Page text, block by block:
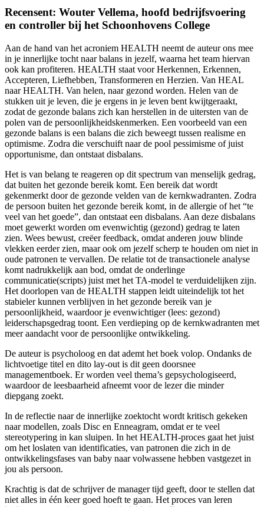
Recensent: Wouter Vellema, hoofd bedrijfsvoering
en controller bij het Schoonhovens College
Aan de hand van het acroniem HEALTH neemt de auteur ons mee
in je innerlijke tocht naar balans in jezelf, waarna het team hiervan
ook kan profiteren. HEALTH staat voor Herkennen, Erkennen,
Accepteren, Liefhebben, Transformeren en Herzien. Van HEAL
naar HEALTH. Van helen, naar gezond worden. Helen van de
stukken uit je leven, die je ergens in je leven bent kwijtgeraakt,
zodat de gezonde balans zich kan herstellen in de uitersten van de
polen van de persoonlijkheidskenmerken. Een voorbeeld van een
gezonde balans is een balans die zich beweegt tussen realisme en
optimisme. Zodra die verschuift naar de pool pessimisme of juist
opportunisme, dan ontstaat disbalans.
Het is van belang te reageren op dit spectrum van menselijk gedrag,
dat buiten het gezonde bereik komt. Een bereik dat wordt
gekenmerkt door de gezonde velden van de kernkwadranten. Zodra
de persoon buiten het gezonde bereik komt, in de allergie of het “te
veel van het goede”, dan ontstaat een disbalans. Aan deze disbalans
moet gewerkt worden om evenwichtig (gezond) gedrag te laten
zien. Wees bewust, creëer feedback, omdat anderen jouw blinde
vlekken eerder zien, maar ook om jezelf scherp te houden om niet in
oude patronen te vervallen. De relatie tot de transactionele analyse
komt nadrukkelijk aan bod, omdat de onderlinge
communicatie(scripts) juist met het TA-model te verduidelijken zijn.
Het doorlopen van de HEALTH stappen leidt uiteindelijk tot het
stabieler kunnen verblijven in het gezonde bereik van je
persoonlijkheid, waardoor je evenwichtiger (lees: gezond)
leiderschapsgedrag toont. Een verdieping op de kernkwadranten met
meer aandacht voor de persoonlijke ontwikkeling.
De auteur is psycholoog en dat ademt het boek volop. Ondanks de
lichtvoetige titel en dito lay-out is dit geen doorsnee
managementboek. Er worden veel thema’s gepsychologiseerd,
waardoor de leesbaarheid afneemt voor de lezer die minder
diepgang zoekt.
In de reflectie naar de innerlijke zoektocht wordt kritisch gekeken
naar modellen, zoals Disc en Enneagram, omdat er te veel
stereotypering in kan sluipen. In het HEALTH-proces gaat het juist
om het loslaten van identificaties, van patronen die zich in de
ontwikkelingsfases van baby naar volwassene hebben vastgezet in
jou als persoon.
Krachtig is dat de schrijver de manager tijd geeft, door te stellen dat
niet alles in één keer goed hoeft te gaan. Het proces van leren